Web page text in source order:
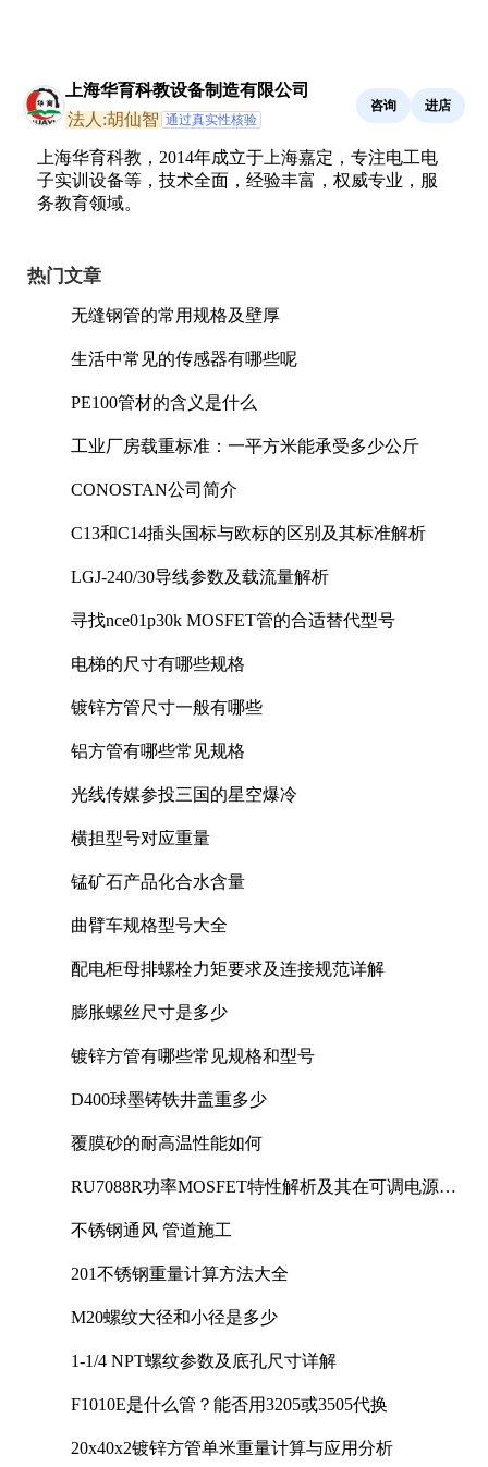
上海华育科教设备制造有限公司
法人:胡仙智 通过真实性核验
咨询 进店
上海华育科教，2014年成立于上海嘉定，专注电工电
子实训设备等，技术全面，经验丰富，权威专业，服
务教育领域。
热门文章
无缝钢管的常用规格及壁厚
生活中常见的传感器有哪些呢
PE100管材的含义是什么
工业厂房载重标准：一平方米能承受多少公斤
CONOSTAN公司简介
C13和C14插头国标与欧标的区别及其标准解析
LGJ-240/30导线参数及载流量解析
寻找nce01p30k MOSFET管的合适替代型号
电梯的尺寸有哪些规格
镀锌方管尺寸一般有哪些
铝方管有哪些常见规格
光线传媒参投三国的星空爆冷
横担型号对应重量
锰矿石产品化合水含量
曲臂车规格型号大全
配电柜母排螺栓力矩要求及连接规范详解
膨胀螺丝尺寸是多少
镀锌方管有哪些常见规格和型号
D400球墨铸铁井盖重多少
覆膜砂的耐高温性能如何
RU7088R功率MOSFET特性解析及其在可调电源设
不锈钢通风 管道施工
201不锈钢重量计算方法大全
M20螺纹大径和小径是多少
1-1/4 NPT螺纹参数及底孔尺寸详解
F1010E是什么管？能否用3205或3505代换
20x40x2镀锌方管单米重量计算与应用分析